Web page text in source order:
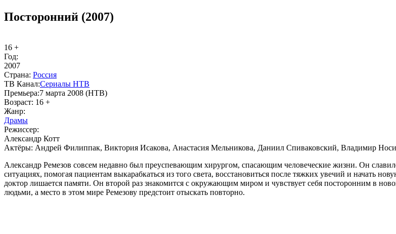
Посторонний (2007)
16 +
Год:
2007
Стра­на: Рос­сия
ТВ Ка­нал:Се­риа­лы НТВ
Пре­мье­ра:7 марта 2008 (НТВ)
Воз­раст: 16 +
Жанр:
Дра­мы
Ре­жис­сер:
Александр Котт
Ак­тё­ры: Андрей Филиппак, Виктория Исакова, Анастасия Мельникова, Даниил Спиваковский, Владимир
Александр Ремезов совсем недавно был преуспевающим хирургом, спасающим человеческие жизни. Он
ситуациях, помогая пациентам выкарабкаться из того света, восстановиться после тяжких увечий и начать
доктор лишается памяти. Он второй раз знакомится с окружающим миром и чувствует себя посторонним в
людьми, а место в этом мире Ремезову предстоит отыскать повторно.